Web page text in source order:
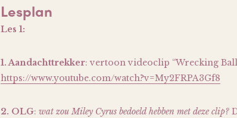
Lesplan
Les 1:
1. Aandachttrekker: vertoon videoclip “Wrecking
https://www.youtube.com/watch?v=My2FRPA3Gf8
2. OLG: wat zou Miley Cyrus bedoeld hebben met deze clip?